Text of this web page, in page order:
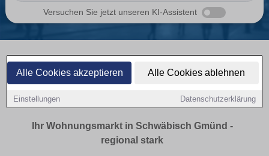
Alle Cookies akzeptieren Alle Cookies ablehnen
Einstellungen Datenschutzerklärung
Versuchen Sie jetzt unseren KI-Assistent
Wohnungen Schwäbisch
Ihr Wohnungsmarkt in Schwäbisch Gmünd -
regional stark